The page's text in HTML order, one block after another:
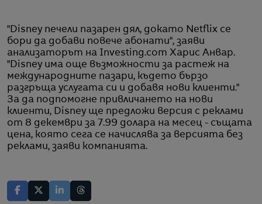
"Disney печели пазарен дял, докато Netflix се
бори да добави повече абонати", заяви
анализаторът на Investing.com Харис Анвар.
"Disney има още възможности за растеж на
международните пазари, където бързо
разгръща услугата си и добавя нови клиенти."
За да подпомогне привличането на нови
клиенти, Disney ще предложи версия с реклами
от 8 декември за 7.99 долара на месец - същата
цена, която сега се начислява за версията без
реклами, заяви компанията.